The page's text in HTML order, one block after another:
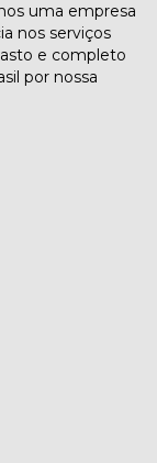
uma empresa
nos serviços
e completo
por nossa